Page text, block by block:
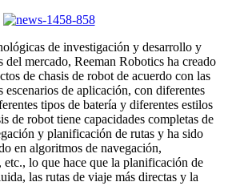
de investigación y desarrollo y
mercado, Reeman Robotics ha creado
de chasis de robot de acuerdo con las
escenarios de aplicación, con diferentes
tipos de batería y diferentes estilos
de robot tiene capacidades completas de
y planificación de rutas y ha sido
en algoritmos de navegación,
lo que hace que la planificación de
las rutas de viaje más directas y la